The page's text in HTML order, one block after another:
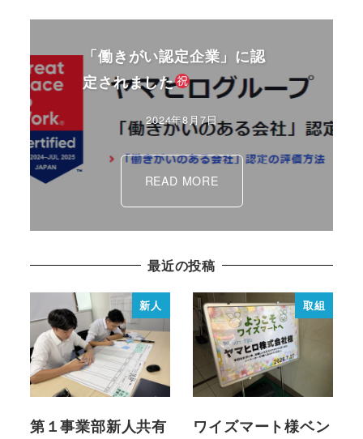
「働きがい認定企業」に認
定されました
2024年8月7日
READ MORE
最近の投稿
新人
第１事業部新人共有
取組
ワイズマート様ベン